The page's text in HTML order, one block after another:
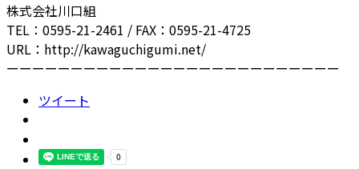
株式会社川口組
TEL：0595-21-2461 / FAX：0595-21-4725
URL：http://kawaguchigumi.net/
ーーーーーーーーーーーーーーーーーーーーーーーーーー
ツイート